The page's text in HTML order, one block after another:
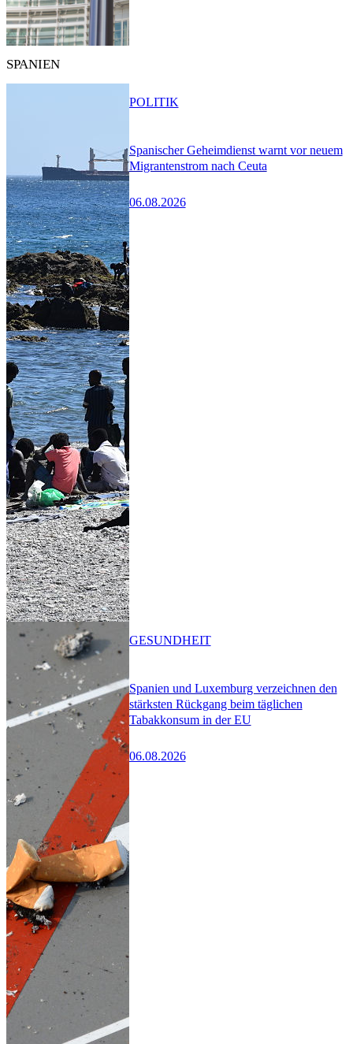
SPANIEN
Spanischer Geheimdienst warnt vor neuem
Migrantenstrom nach Ceuta
06.08.2026
POLITIK
Spanien und Luxemburg verzeichnen den
stärksten Rückgang beim täglichen
Tabakkonsum in der EU
06.08.2026
GESUNDHEIT